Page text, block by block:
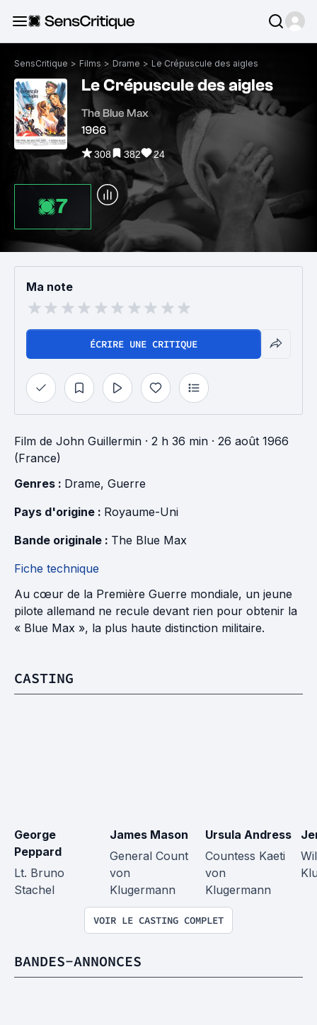
SensCritique > Films > Drame > Le Crépuscule des aigles
Le Crépuscule des aigles
The Blue Max
1966
308 382 24
7
Ma note
ÉCRIRE UNE CRITIQUE
Film de John Guillermin · 2 h 36 min · 26 août 1966
(France)
Genres : Drame, Guerre
Pays d'origine : Royaume-Uni
Bande originale : The Blue Max
Fiche technique
Au cœur de la Première Guerre mondiale, un jeune
pilote allemand ne recule devant rien pour obtenir la
« Blue Max », la plus haute distinction militaire.
CASTING
George
Peppard
Lt. Bruno
Stachel
James Mason
General Count
von
Klugermann
Ursula Andress
Countess Kaeti
von
Klugermann
VOIR LE CASTING COMPLET
BANDES-ANNONCES